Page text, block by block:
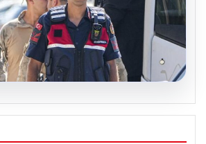
Başkanı İlkay Çiçek